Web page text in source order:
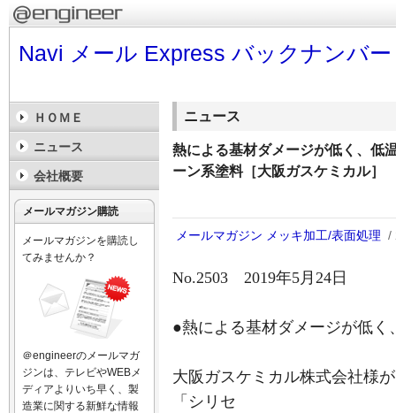
Navi メール Express バックナンバー
ニュース
熱による基材ダメージが低く、低
ーン系塗料［大阪ガスケミカル］
メールマガジン メッキ加工/表面処理 /
No.2503 2019年5月24日
●熱による基材ダメージが低く
大阪ガスケミカル株式会社様
「シリセ
ＨＯＭＥ
ニュース
会社概要
メールマガジン購読
メールマガジンを購読し
てみませんか？
＠engineerのメールマガ
ジンは、テレビやWEBメ
ディアよりいち早く、製
造業に関する新鮮な情報